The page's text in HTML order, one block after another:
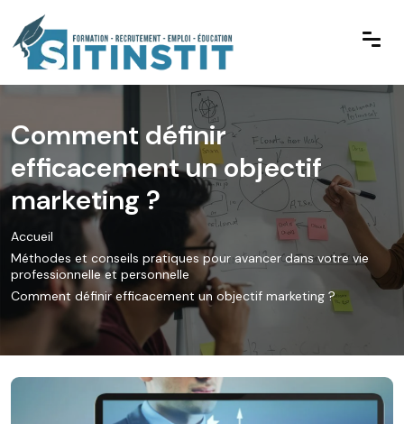
Comment définir
efficacement un objectif
marketing ?
Accueil
Méthodes et conseils pratiques pour avancer dans votre vie
professionnelle et personnelle
Comment définir efficacement un objectif marketing ?